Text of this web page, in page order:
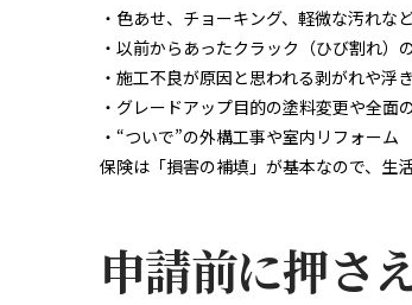
・色あせ、チョーキング、軽微な汚れな
・以前からあったクラック（ひび割れ）
・施工不良が原因と思われる剥がれや浮き
・グレードアップ目的の塗料変更や全面
・“ついで”の外構工事や室内リフォーム
保険は「損害の補填」が基本なので、生
申請前に押さ